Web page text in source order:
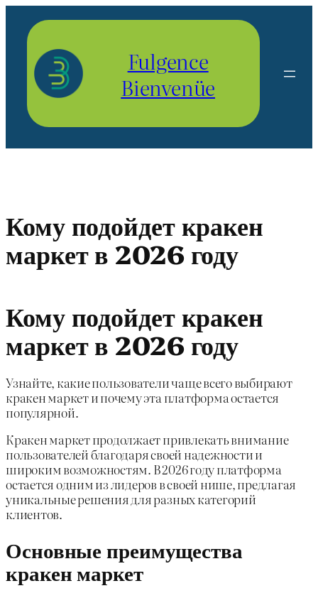
contenu
Fulgence
Bienvenüe
Кому подойдет кракен
маркет в 2026 году
Кому подойдет кракен
маркет в 2026 году
Узнайте, какие пользователи чаще всего выбирают
кракен маркет и почему эта платформа остается
популярной.
Кракен маркет продолжает привлекать внимание
пользователей благодаря своей надежности и
широким возможностям. В 2026 году платформа
остается одним из лидеров в своей нише, предлагая
уникальные решения для разных категорий
клиентов.
Основные преимущества
кракен маркет